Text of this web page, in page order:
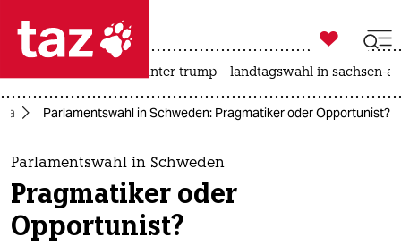
 taz zahl ich
taz zahl ich
themen
politik

taz zahl ich
usa unter trump landtagswahl in sachsen-
Parlamentswahl in Schweden: Pragmatiker oder Opportunist?
Parlamentswahl in Schweden
Pragmatiker oder
Opportunist?